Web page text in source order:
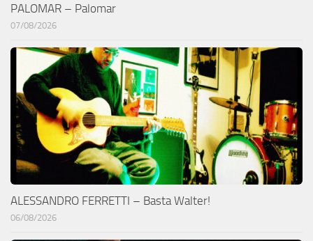
PALOMAR – Palomar
07/08/2026
ALESSANDRO FERRETTI – Basta Walter!
06/08/2026